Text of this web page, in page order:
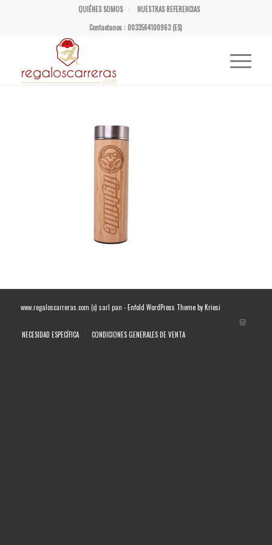
QUIÉNES SOMOS
NUESTRAS REFERENCIAS
Contactanos : 0033564100963 (ES)
www.regaloscarreras.com (c) sarl pan -Enfold WordPress Theme by Kriesi
NECESIDAD ESPECÍFICA CONDICIONES GENERALES DE VENTA